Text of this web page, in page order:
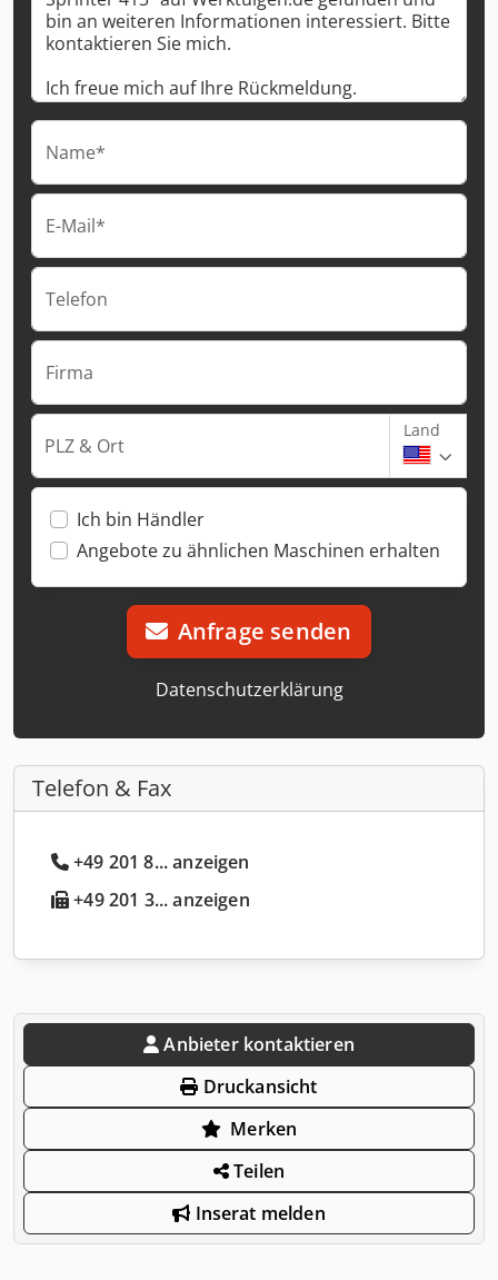
Name*
E-Mail*
Telefon
Firma
PLZ & Ort
Land
Ich bin Händler
Angebote zu ähnlichen Maschinen erhalten
Anfrage senden
Datenschutzerklärung
Telefon & Fax
+49 201 8... anzeigen
+49 201 3... anzeigen
Anbieter kontaktieren
Druckansicht
Merken
Teilen
Inserat melden